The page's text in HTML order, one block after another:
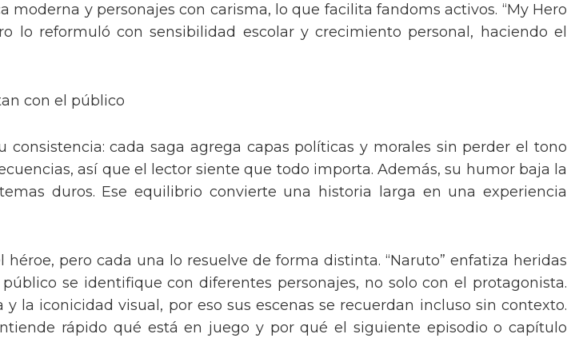
moderna y personajes con carisma, lo que facilita fandoms activos. “My Hero
lo reformuló con sensibilidad escolar y crecimiento personal, haciendo el
con el público
consistencia: cada saga agrega capas políticas y morales sin perder el tono
así que el lector siente que todo importa. Además, su humor baja la
duros. Ese equilibrio convierte una historia larga en una experiencia
pero cada una lo resuelve de forma distinta. “Naruto” enfatiza heridas
se identifique con diferentes personajes, no solo con el protagonista.
la iconicidad visual, por eso sus escenas se recuerdan incluso sin contexto.
rápido qué está en juego y por qué el siguiente episodio o capítulo